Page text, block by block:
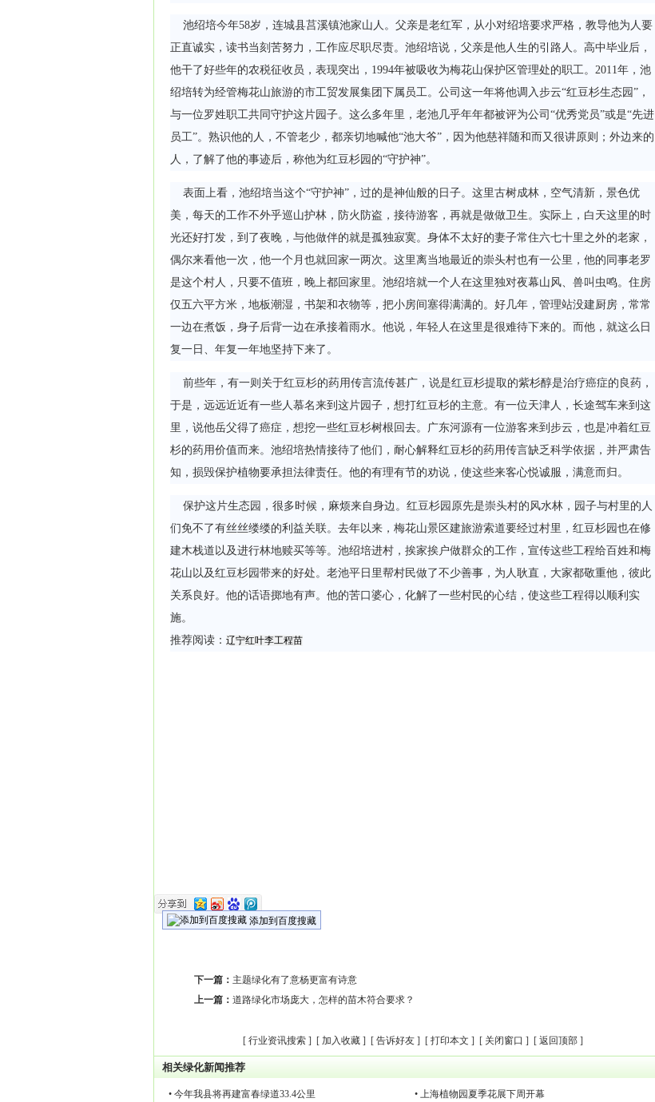
池绍培今年58岁，连城县莒溪镇池家山人。父亲是老红军，从小对绍培要求严格，教导他为人要
正直诚实，读书当刻苦努力，工作应尽职尽责。池绍培说，父亲是他人生的引路人。高中毕业后，
他干了好些年的农税征收员，表现突出，1994年被吸收为梅花山保护区管理处的职工。2011年，池
绍培转为经管梅花山旅游的市工贸发展集团下属员工。公司这一年将他调入步云“红豆杉生态园”，
与一位罗姓职工共同守护这片园子。这么多年里，老池几乎年年都被评为公司“优秀党员”或是“先进
员工”。熟识他的人，不管老少，都亲切地喊他“池大爷”，因为他慈祥随和而又很讲原则；外边来的
人，了解了他的事迹后，称他为红豆杉园的“守护神”。
表面上看，池绍培当这个“守护神”，过的是神仙般的日子。这里古树成林，空气清新，景色优
美，每天的工作不外乎巡山护林，防火防盗，接待游客，再就是做做卫生。实际上，白天这里的时
光还好打发，到了夜晚，与他做伴的就是孤独寂寞。身体不太好的妻子常住六七十里之外的老家，
偶尔来看他一次，他一个月也就回家一两次。这里离当地最近的崇头村也有一公里，他的同事老罗
是这个村人，只要不值班，晚上都回家里。池绍培就一个人在这里独对夜幕山风、兽叫虫鸣。住房
仅五六平方米，地板潮湿，书架和衣物等，把小房间塞得满满的。好几年，管理站没建厨房，常常
一边在煮饭，身子后背一边在承接着雨水。他说，年轻人在这里是很难待下来的。而他，就这么日
复一日、年复一年地坚持下来了。
前些年，有一则关于红豆杉的药用传言流传甚广，说是红豆杉提取的紫杉醇是治疗癌症的良药，
于是，远远近近有一些人慕名来到这片园子，想打红豆杉的主意。有一位天津人，长途驾车来到这
里，说他岳父得了癌症，想挖一些红豆杉树根回去。广东河源有一位游客来到步云，也是冲着红豆
杉的药用价值而来。池绍培热情接待了他们，耐心解释红豆杉的药用传言缺乏科学依据，并严肃告
知，损毁保护植物要承担法律责任。他的有理有节的劝说，使这些来客心悦诚服，满意而归。
保护这片生态园，很多时候，麻烦来自身边。红豆杉园原先是崇头村的风水林，园子与村里的人
们免不了有丝丝缕缕的利益关联。去年以来，梅花山景区建旅游索道要经过村里，红豆杉园也在修
建木栈道以及进行林地赎买等等。池绍培进村，挨家挨户做群众的工作，宣传这些工程给百姓和梅
花山以及红豆杉园带来的好处。老池平日里帮村民做了不少善事，为人耿直，大家都敬重他，彼此
关系良好。他的话语掷地有声。他的苦口婆心，化解了一些村民的心结，使这些工程得以顺利实
施。
推荐阅读： 辽宁红叶李工程苗
添加到百度搜藏
下一篇： 主题绿化有了意杨更富有诗意
上一篇： 道路绿化市场庞大，怎样的苗木符合要求？
[ 行业资讯搜索 ] [ 加入收藏 ] [ 告诉好友 ] [ 打印本文 ] [ 关闭窗口 ] [ 返回顶部 ]
相关绿化新闻推荐
• 今年我县将再建富春绿道33.4公里 • 上海植物园夏季花展下周开幕